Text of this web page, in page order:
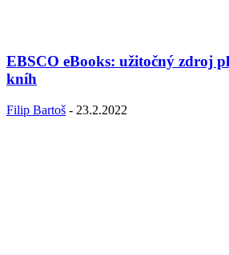
EBSCO eBooks: užitočný zdroj
kníh
Filip Bartoš - 23.2.2022